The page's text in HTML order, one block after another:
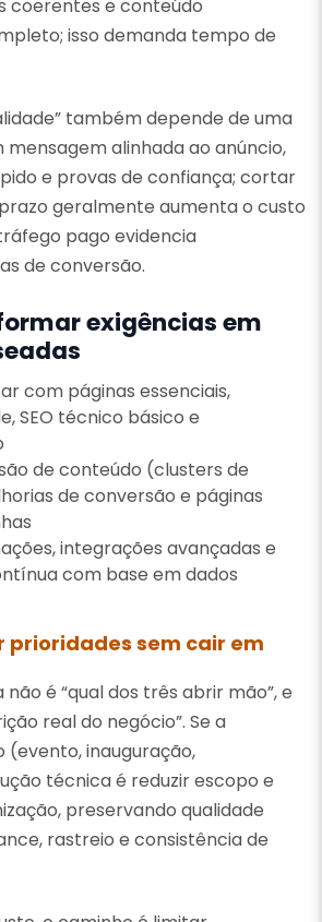
coerentes e conteúdo
isso demanda tempo de
também depende de uma
alinhada ao anúncio,
e provas de confiança; cortar
geralmente aumenta o custo
pago evidencia
de conversão.
exigências em
ar com páginas essenciais,
SEO técnico básico e
de conteúdo (clusters de
de conversão e páginas
integrações avançadas e
com base em dados
prioridades sem cair em
é “qual dos três abrir mão”, e
real do negócio”. Se a
inauguração,
técnica é reduzir escopo e
preservando qualidade
rastreio e consistência de